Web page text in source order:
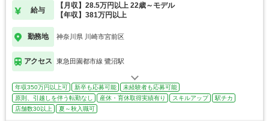
給与
【月収】28.5万円以上 22歳～モデル
【年収】381万円以上
勤務地 神奈川県 川崎市宮前区
アクセス 東急田園都市線 鷺沼駅
年収350万円以上可 新卒も応募可能
未経験者も応募可能
原則、引越しを伴う転勤なし
産休・育休取得実績有り スキルアップ
駅チカ
店舗数30以上
夏～秋入職可